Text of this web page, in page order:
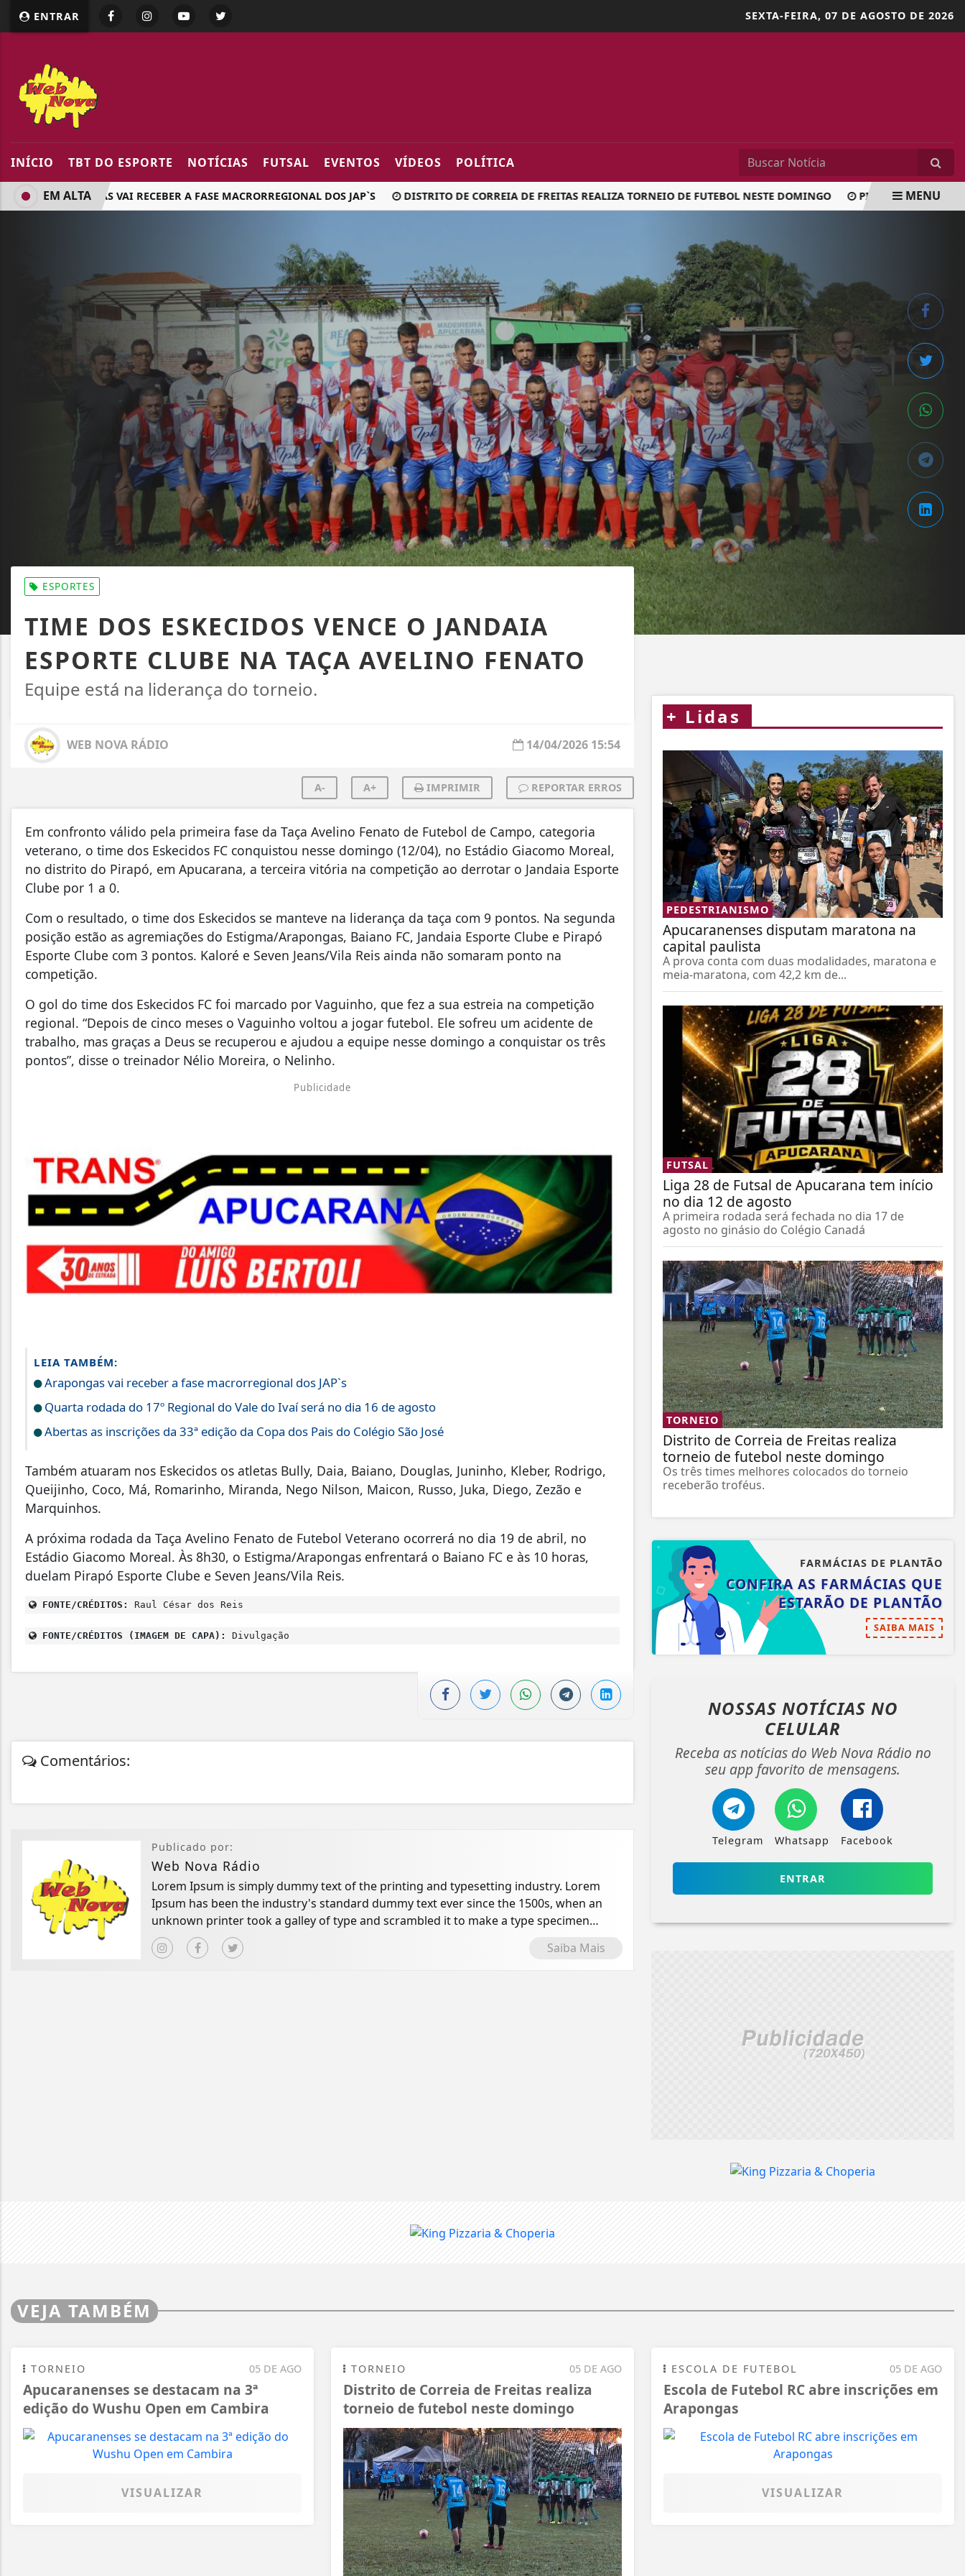
google.com, pub-5218898159836688, DIRECT, f08c47fec0942fa0
ENTRAR SEXTA-FEIRA, 07 DE AGOSTO DE 2026
INÍCIO TBT DO ESPORTE NOTÍCIAS FUTSAL EVENTOS VÍDEOS POLÍTICA
ARAPONGAS VAI RECEBER A FASE MACRORREGIONAL DOS JAP`S DISTRITO DE CORREIA DE FREITAS REALIZA TORNEIO DE FUTEBOL NESTE DOMINGO PIRAPÓ ESPORTE CLUBE
EM ALTA MENU
ESPORTES
TIME DOS ESKECIDOS VENCE O JANDAIA
ESPORTE CLUBE NA TAÇA AVELINO FENATO
Equipe está na liderança do torneio.
WEB NOVA RÁDIO 14/04/2026 15:54
A- A+ IMPRIMIR REPORTAR ERROS
Em confronto válido pela primeira fase da Taça Avelino Fenato de Futebol de Campo, categoria
veterano, o time dos Eskecidos FC conquistou nesse domingo (12/04), no Estádio Giacomo Moreal,
no distrito do Pirapó, em Apucarana, a terceira vitória na competição ao derrotar o Jandaia Esporte
Clube por 1 a 0.
Com o resultado, o time dos Eskecidos se manteve na liderança da taça com 9 pontos. Na segunda
posição estão as agremiações do Estigma/Arapongas, Baiano FC, Jandaia Esporte Clube e Pirapó
Esporte Clube com 3 pontos. Kaloré e Seven Jeans/Vila Reis ainda não somaram ponto na
competição.
O gol do time dos Eskecidos FC foi marcado por Vaguinho, que fez a sua estreia na competição
regional. “Depois de cinco meses o Vaguinho voltou a jogar futebol. Ele sofreu um acidente de
trabalho, mas graças a Deus se recuperou e ajudou a equipe nesse domingo a conquistar os três
pontos”, disse o treinador Nélio Moreira, o Nelinho.
Publicidade
LEIA TAMBÉM:
Arapongas vai receber a fase macrorregional dos JAP`s
Quarta rodada do 17º Regional do Vale do Ivaí será no dia 16 de agosto
Abertas as inscrições da 33ª edição da Copa dos Pais do Colégio São José
Também atuaram nos Eskecidos os atletas Bully, Daia, Baiano, Douglas, Juninho, Kleber, Rodrigo,
Queijinho, Coco, Má, Romarinho, Miranda, Nego Nilson, Maicon, Russo, Juka, Diego, Zezão e
Marquinhos.
A próxima rodada da Taça Avelino Fenato de Futebol Veterano ocorrerá no dia 19 de abril, no
Estádio Giacomo Moreal. Às 8h30, o Estigma/Arapongas enfrentará o Baiano FC e às 10 horas,
duelam Pirapó Esporte Clube e Seven Jeans/Vila Reis.
FONTE/CRÉDITOS: Raul César dos Reis
FONTE/CRÉDITOS (IMAGEM DE CAPA): Divulgação
Comentários:
Publicado por:
Web Nova Rádio
Lorem Ipsum is simply dummy text of the printing and typesetting industry. Lorem
Ipsum has been the industry's standard dummy text ever since the 1500s, when an
unknown printer took a galley of type and scrambled it to make a type specimen
book.
Saiba Mais
+ Lidas
PEDESTRIANISMO
Apucaranenses disputam maratona na
capital paulista
A prova conta com duas modalidades, maratona e
meia-maratona, com 42,2 km de...
FUTSAL
Liga 28 de Futsal de Apucarana tem início
no dia 12 de agosto
A primeira rodada será fechada no dia 17 de
agosto no ginásio do Colégio Canadá
TORNEIO
Distrito de Correia de Freitas realiza
torneio de futebol neste domingo
Os três times melhores colocados do torneio
receberão troféus.
FARMÁCIAS DE PLANTÃO
CONFIRA AS FARMÁCIAS QUE
ESTARÃO DE PLANTÃO
SAIBA MAIS
NOSSAS NOTÍCIAS NO
CELULAR
Receba as notícias do Web Nova Rádio no
seu app favorito de mensagens.
Telegram Whatsapp Facebook
ENTRAR
VEJA TAMBÉM
05 DE AGO
TORNEIO
Apucaranenses se destacam na 3ª
edição do Wushu Open em Cambira
VISUALIZAR
05 DE AGO
TORNEIO
Distrito de Correia de Freitas realiza
torneio de futebol neste domingo
05 DE AGO
ESCOLA DE FUTEBOL
Escola de Futebol RC abre inscrições em
Arapongas
VISUALIZAR